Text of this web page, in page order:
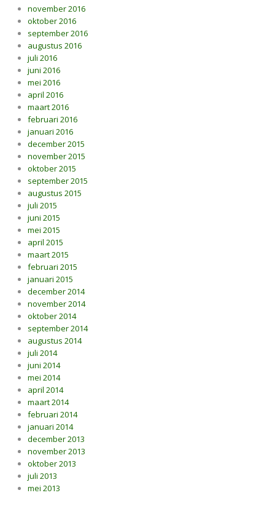
november 2016
oktober 2016
september 2016
augustus 2016
juli 2016
juni 2016
mei 2016
april 2016
maart 2016
februari 2016
januari 2016
december 2015
november 2015
oktober 2015
september 2015
augustus 2015
juli 2015
juni 2015
mei 2015
april 2015
maart 2015
februari 2015
januari 2015
december 2014
november 2014
oktober 2014
september 2014
augustus 2014
juli 2014
juni 2014
mei 2014
april 2014
maart 2014
februari 2014
januari 2014
december 2013
november 2013
oktober 2013
juli 2013
mei 2013